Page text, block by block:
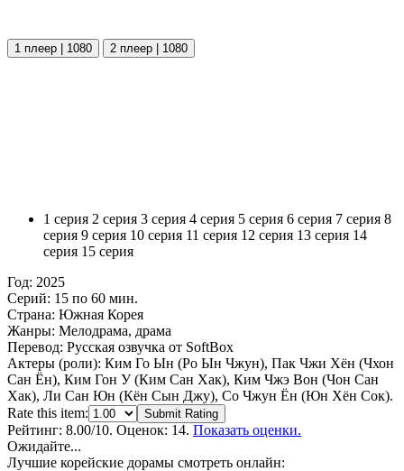
1 плеер | 1080 2 плеер | 1080
1 серия 2 серия 3 серия 4 серия 5 серия 6 серия 7 серия 8
серия 9 серия 10 серия 11 серия 12 серия 13 серия 14
серия 15 серия
Год: 2025
Серий: 15 по 60 мин.
Страна: Южная Корея
Жанры: Мелодрама, драма
Перевод: Русская озвучка от SoftBox
Актеры (роли): Ким Го Ын (Ро Ын Чжун), Пак Чжи Хён (Чхон
Сан Ён), Ким Гон У (Ким Сан Хак), Ким Чжэ Вон (Чон Сан
Хак), Ли Сан Юн (Кён Сын Джу), Со Чжун Ён (Юн Хён Сок).
Rate this item:
Submit Rating
Рейтинг: 8.00/10. Оценок: 14. Показать оценки.
Ожидайте...
Лучшие корейские дорамы смотреть онлайн: